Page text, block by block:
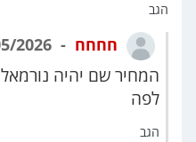
הגב
חחחח
המחיר שם יהיה
לפה
הגב